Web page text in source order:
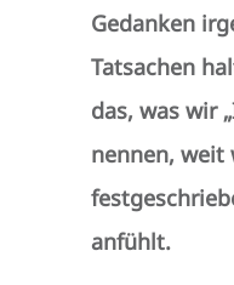
Gedanken
Tatsachen
das, was wir
nennen, weit
anfühlt.